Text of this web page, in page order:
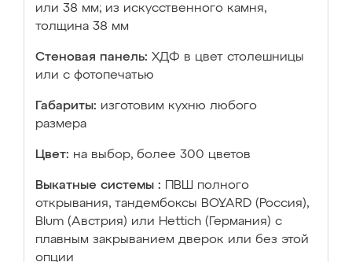
или 38 мм; из искусственного камня,
толщина 38 мм
Стеновая панель: ХДФ в цвет столешницы
или с фотопечатью
Габариты: изготовим кухню любого
размера
Цвет: на выбор, более 300 цветов
Выкатные системы :
ПВШ полного
открывания, тандембоксы BOYARD (Россия),
Blum (Австрия) или Hettich (Германия) с
плавным закрыванием дверок или без этой
опции